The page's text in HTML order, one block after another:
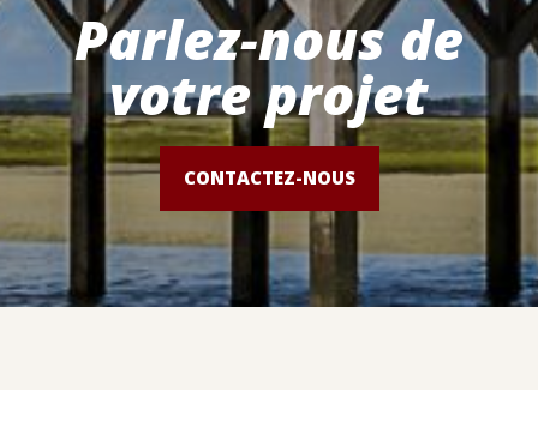
Parlez-nous de
votre projet
CONTACTEZ-NOUS